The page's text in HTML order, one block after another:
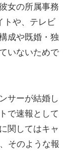
女の所属事務
トや、テレビ
成や既婚・独
いないためで
サーが結婚し
で速報として
関してはキャ
そのような報